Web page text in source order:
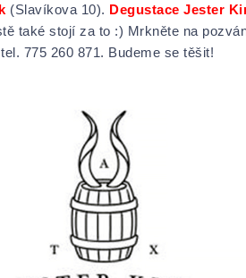
(Slavíkova 10). Degustace Jester
také stojí za to :) Mrkněte na
775 260 871. Budeme se těšit!